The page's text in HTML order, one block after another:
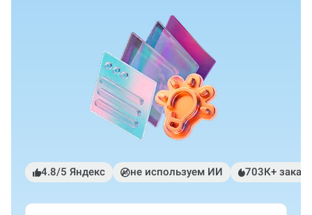
4.8/5 Яндекс не используем ИИ 703К+